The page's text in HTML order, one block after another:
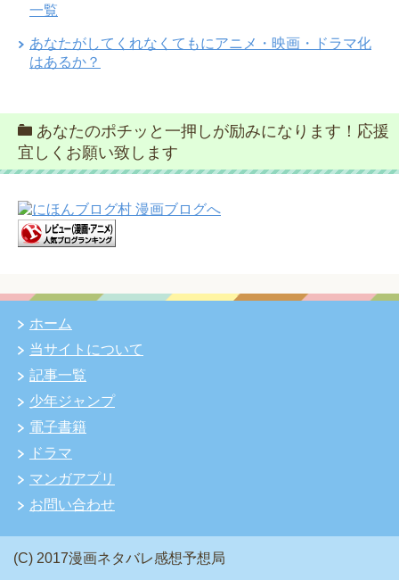
一覧
あなたがしてくれなくてもにアニメ・映画・ドラマ化
はあるか？
あなたのポチッと一押しが励みになります！応援
宜しくお願い致します
ホーム
当サイトについて
記事一覧
少年ジャンプ
電子書籍
ドラマ
マンガアプリ
お問い合わせ
(C) 2017漫画ネタバレ感想予想局